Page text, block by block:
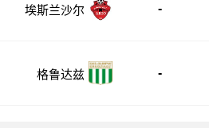
埃斯兰沙尔 -
格鲁达兹 -